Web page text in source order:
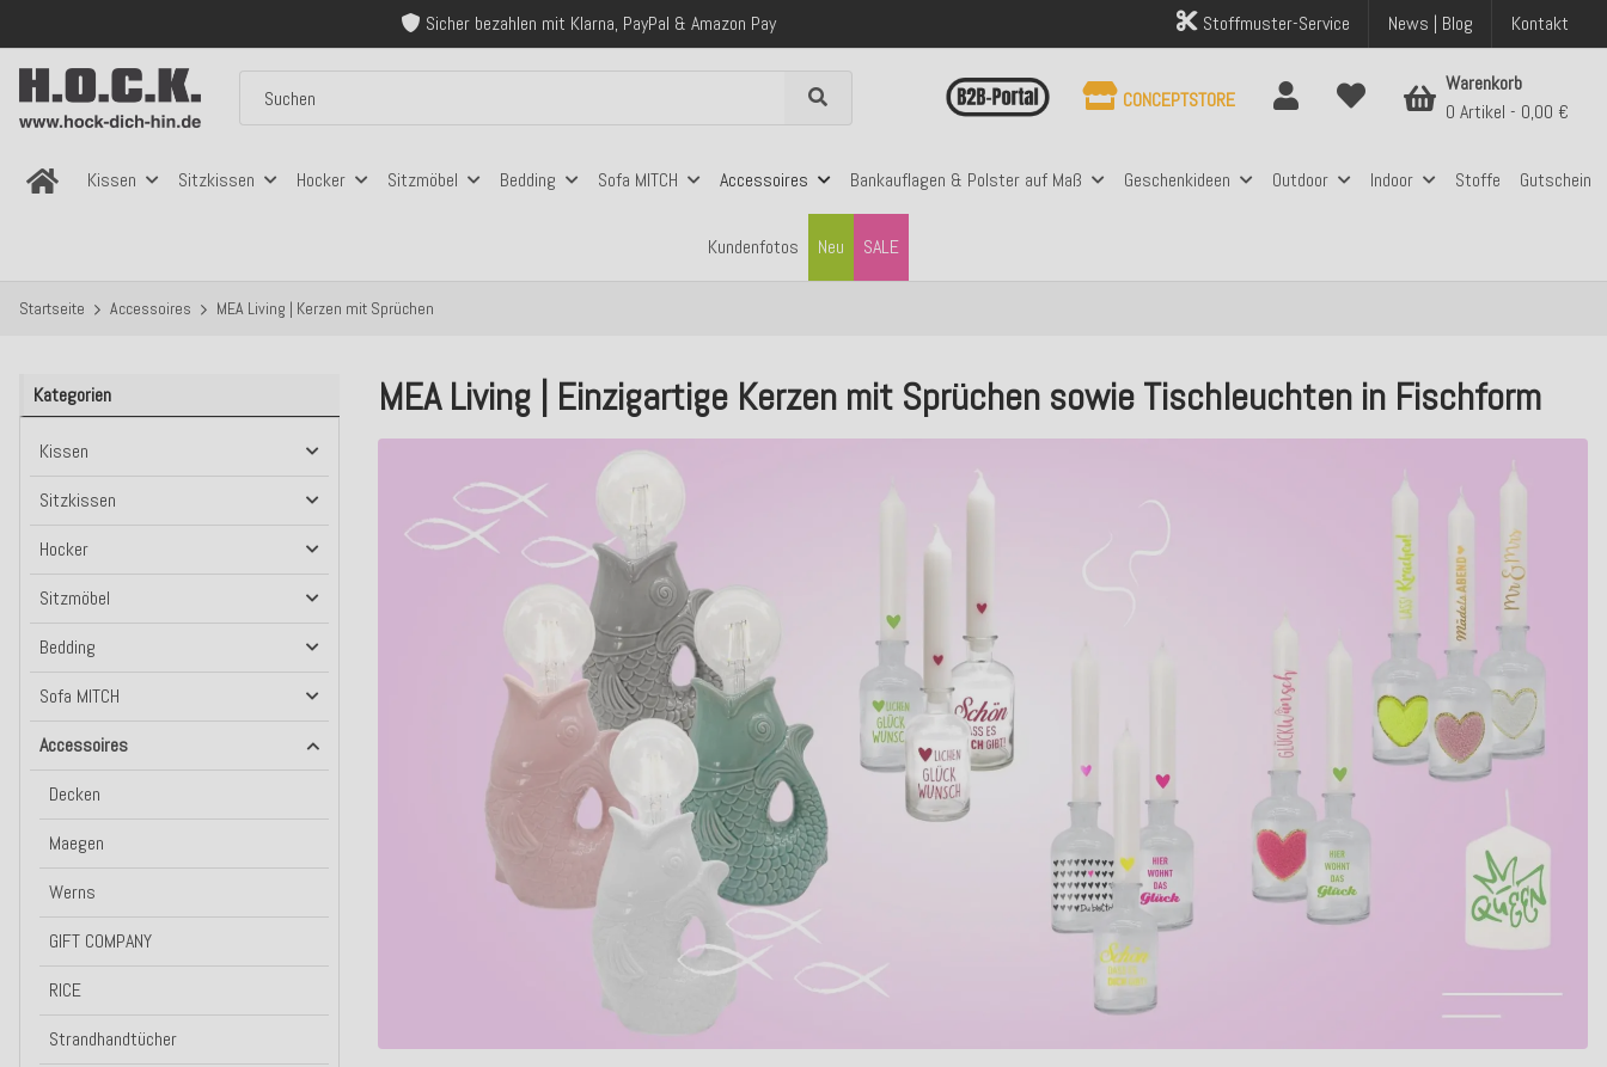
Sicher bezahlen mit Klarna, PayPal & Amazon Pay
Kostenloser Versand innerhalb Deutschlands ab 99€ Bestellwert
Stoffmuster-Service News | Blog Kontakt
Kissen Sitzkissen Hocker Sitzmöbel Bedding Sofa MITCH Accessoires Bankauflagen & Polster auf Maß Geschenkideen Outdoor Indoor Stoffe Gutschein
Kundenfotos SALE
Neu
CONCEPTSTORE
Warenkorb
0 Artikel
0,00 €
Startseite Accessoires MEA Living | Kerzen mit Sprüchen
MEA Living | Einzigartige Kerzen mit Sprüchen sowie Tischleuchten in Fischform
Kategorien
Kissen
Sitzkissen
Hocker
Sitzmöbel
Bedding
Sofa MITCH
Accessoires
Decken
Maegen
Werns
GIFT COMPANY
RICE
Strandhandtücher